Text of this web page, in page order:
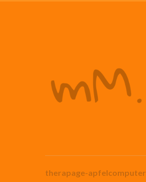
therapage-apfelcomputer